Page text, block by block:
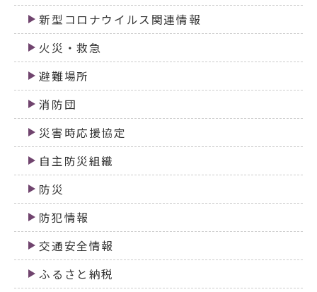
新型コロナウイルス関連情報
火災・救急
避難場所
消防団
災害時応援協定
自主防災組織
防災
防犯情報
交通安全情報
ふるさと納税